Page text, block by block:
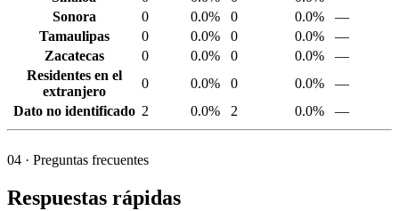
Sonora
0 0.0% 0 0.0%
—
Tamaulipas
0 0.0% 0 0.0%
—
Zacatecas
0 0.0% 0 0.0%
—
Residentes en el
extranjero
0 0.0% 0 0.0%
—
Dato no identificado 2 0.0% 2 0.0% —
04 · Preguntas frecuentes
Respuestas rápidas